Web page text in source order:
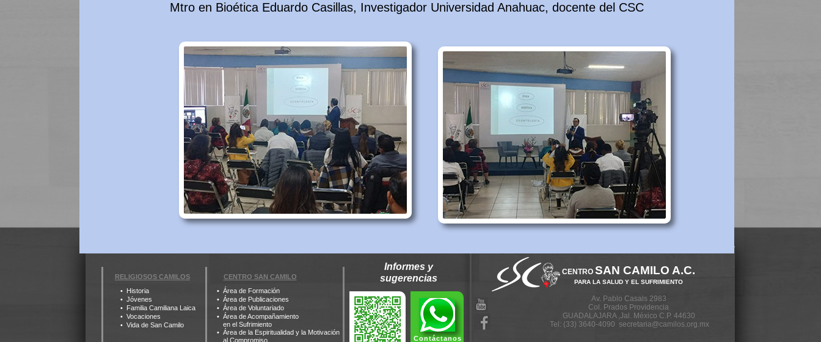
Mtro en Bioética Eduardo Casillas, Investigador Universidad Anahuac, docente del CSC
RELIGIOSOS CAMILOS
Historia
Jóvenes
Familia Camiliana Laica
Vocaciones
Vida de San Camilo
CENTRO SAN CAMILO
Área de Formación
Área de Publicaciones
Área de Voluntariado
Área de Acompañamiento
en el Sufrimiento
Área de la Espiritualidad y la Motivación
al Compromiso
Informes y
sugerencias
Contáctanos
CENTRO SAN CAMILO A.C.
PARA LA SALUD Y EL SUFRIMIENTO
Av. Pablo Casals 2983
Col. Prados Providencia
GUADALAJARA ,Jal. México C.P. 44630
Tel: (33) 3640-4090 secretaria@camilos.org.mx